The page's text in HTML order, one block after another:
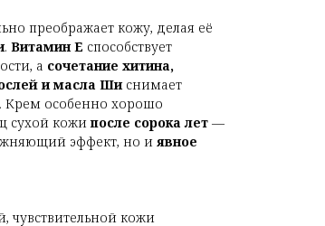
преображает кожу, делая её
. Витамин Е способствует
а сочетание хитина,
и масла Шиснимает
Крем особенно хорошо
сухой кожипосле сорока лет —
эффект, но и явное
чувствительной кожи